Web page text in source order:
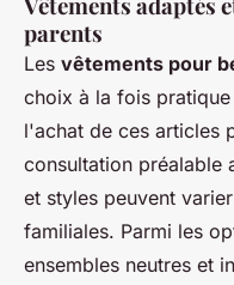
parents
Les vêtements pour
choix à la fois
l'achat de ces articles
consultation préalable
et styles peuvent
familiales. Parmi les
ensembles neutres et